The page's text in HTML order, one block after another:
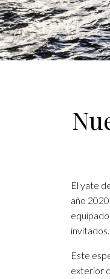
El yate
año
invitados.
Este
exterior